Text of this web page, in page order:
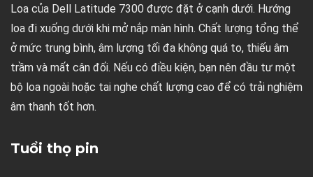
Loa của Dell Latitude 7300 được đặt ở cạnh dưới. Hướng
loa đi xuống dưới khi mở nắp màn hình. Chất lượng tổng thể
ở mức trung bình, âm lượng tối đa không quá to, thiếu âm
trầm và mất cân đối. Nếu có điều kiện, bạn nên đầu tư một
bộ loa ngoài hoặc tai nghe chất lượng cao để có trải nghiệm
âm thanh tốt hơn.
Tuổi thọ pin